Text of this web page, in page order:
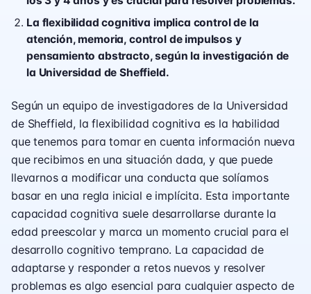
La flexibilidad cognitiva implica control de la
atención, memoria, control de impulsos y
pensamiento abstracto, según la investigación de
la Universidad de Sheffield.
Según un equipo de investigadores de la Universidad
de Sheffield, la flexibilidad cognitiva es la habilidad
que tenemos para tomar en cuenta información nueva
que recibimos en una situación dada, y que puede
llevarnos a modificar una conducta que solíamos
basar en una regla inicial e implícita. Esta importante
capacidad cognitiva suele desarrollarse durante la
edad preescolar y marca un momento crucial para el
desarrollo cognitivo temprano. La capacidad de
adaptarse y responder a retos nuevos y resolver
problemas es algo esencial para cualquier aspecto de